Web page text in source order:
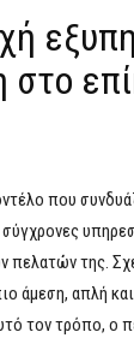
News
στο
που
πελατών της.
άμεση, απλή
τον τρόπο, ο